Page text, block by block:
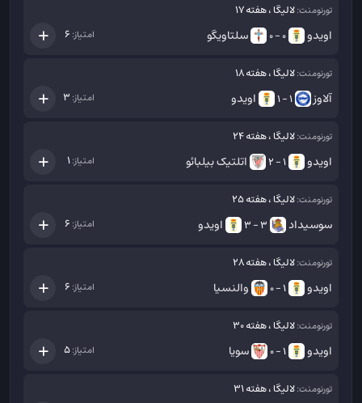
تورنومنت:لالیگا ، هفته 17
اویدو 0 - 0 سلتاویگو امتیاز: 6
تورنومنت:لالیگا ، هفته 18
آلاوز 1 - 1 اویدو امتیاز: 3
تورنومنت:لالیگا ، هفته 24
اویدو 1 - 2 اتلتیک بیلبائو امتیاز:1
تورنومنت:لالیگا ، هفته 25
سوسیداد 3 - 3 اویدو امتیاز: 6
تورنومنت:لالیگا ، هفته 28
اویدو 1 - 0 والنسیا امتیاز: 6
تورنومنت:لالیگا ، هفته 30
اویدو 1 - 0 سویا امتیاز:5
تورنومنت:لالیگا ، هفته 31